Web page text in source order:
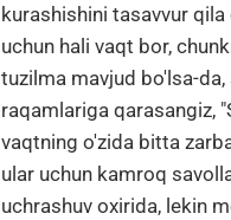
kurashishini tasavvur
uchun hali vaqt bor,
tuzilma mavjud bo'lsa-
raqamlariga qarasangiz,
vaqtning o'zida bitta
ular uchun kamroq
uchrashuv oxirida, lekin